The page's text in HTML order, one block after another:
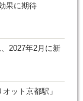
果に期待
2027年2月に新
ット京都駅」